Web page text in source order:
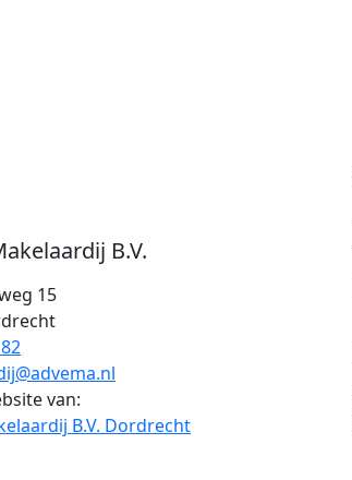
B.V.
15
van:
B.V. Dordrecht